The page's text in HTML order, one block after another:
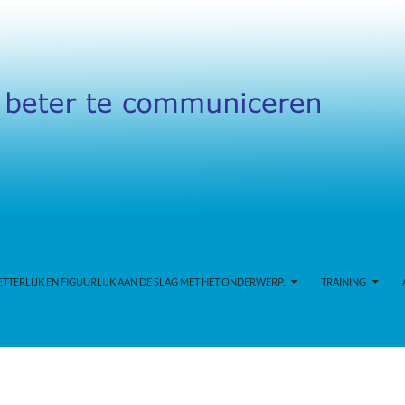
EN FIGUURLIJK AAN DE SLAG MET HET ONDERWERP. TRAINING